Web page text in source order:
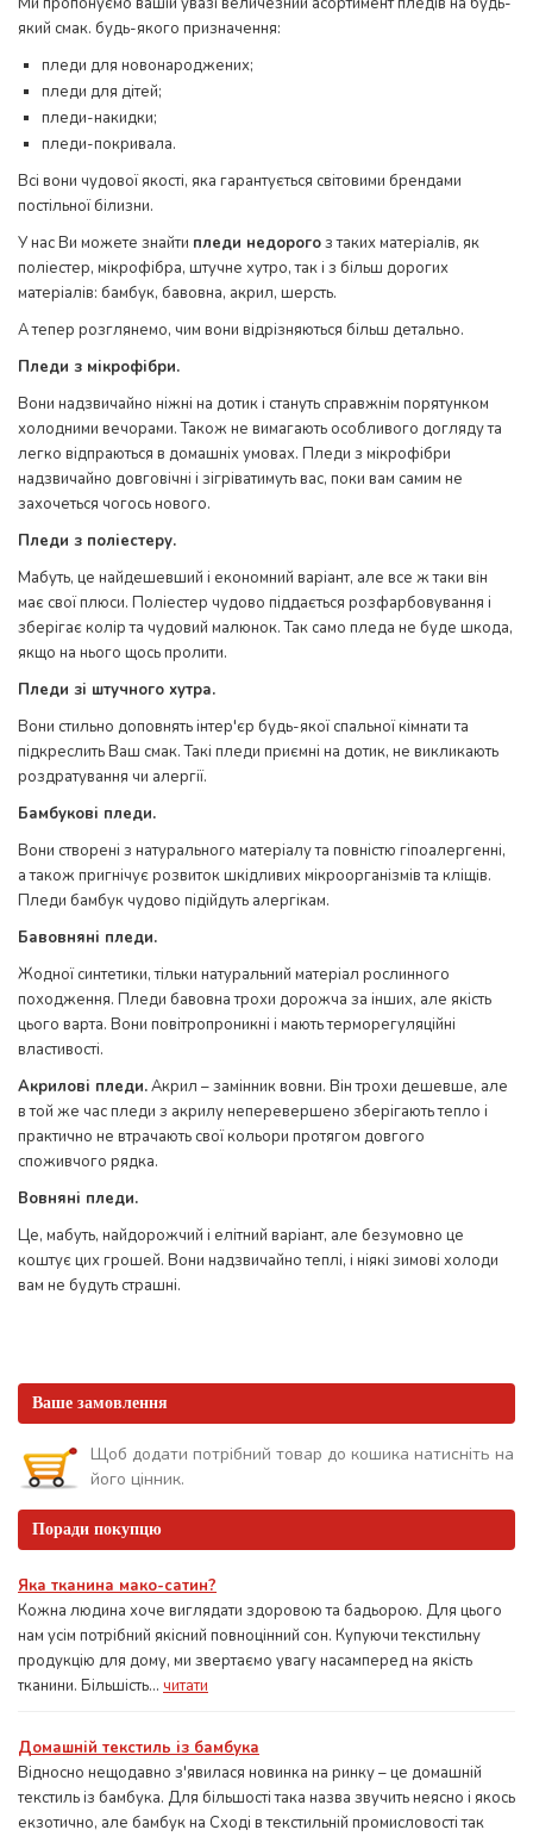
який смак. будь-якого призначення:
пледи для новонароджених;
пледи для дітей;
пледи-накидки;
пледи-покривала.
Всі вони чудової якості, яка гарантується світовими брендами
постільної білизни.
У нас Ви можете знайти пледи недорогоз таких матеріалів, як
поліестер, мікрофібра, штучне хутро, так і з більш дорогих
матеріалів: бамбук, бавовна, акрил, шерсть.
А тепер розглянемо, чим вони відрізняються більш детально.
Пледи з мікрофібри.
Вони надзвичайно ніжні на дотик і стануть справжнім порятунком
холодними вечорами. Також не вимагають особливого догляду та
легко відпраються в домашніх умовах. Пледи з мікрофібри
надзвичайно довговічні і зігріватимуть вас, поки вам самим не
захочеться чогось нового.
Пледи з поліестеру.
Мабуть, це найдешевший і економний варіант, але все ж таки він
має свої плюси. Поліестер чудово піддається розфарбовування і
зберігає колір та чудовий малюнок. Так само пледа не буде шкода,
якщо на нього щось пролити.
Пледи зі штучного хутра.
Вони стильно доповнять інтер'єр будь-якої спальної кімнати та
підкреслить Ваш смак. Такі пледи приємні на дотик, не викликають
роздратування чи алергії.
Бамбукові пледи.
Вони створені з натурального матеріалу та повністю гіпоалергенні,
а також пригнічує розвиток шкідливих мікроорганізмів та кліщів.
Пледи бамбук чудово підійдуть алергікам.
Бавовняні пледи.
Жодної синтетики, тільки натуральний матеріал рослинного
походження. Пледи бавовна трохи дорожча за інших, але якість
цього варта. Вони повітропроникні і мають терморегуляційні
властивості.
Акрилові пледи.Акрил – замінник вовни. Він трохи дешевше, але
в той же час пледи з акрилу неперевершено зберігають тепло і
практично не втрачають свої кольори протягом довгого
споживчого рядка.
Вовняні пледи.
Це, мабуть, найдорожчий і елітний варіант, але безумовно це
коштує цих грошей. Вони надзвичайно теплі, і ніякі зимові холоди
вам не будуть страшні.
Ваше замовлення
Щоб додати потрібний товар до кошика натисніть на
його цінник.
Поради покупцю
Яка тканина мако-сатин?
Кожна людина хоче виглядати здоровою та бадьорою. Для цього
нам усім потрібний якісний повноцінний сон. Купуючи текстильну
продукцію для дому, ми звертаємо увагу насамперед на якість
тканини. Більшість... читати
Домашній текстиль із бамбука
Відносно нещодавно з'явилася новинка на ринку – це домашній
текстиль із бамбука. Для більшості така назва звучить неясно і якось
екзотично, але бамбук на Сході в текстильній промисловості так